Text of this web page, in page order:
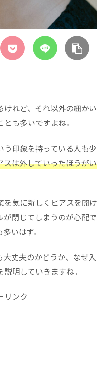
けれど、それ以外の細かい
も多いですよね。
う印象を持っている人も少
スは外していったほうがい
を気に新しくピアスを開け
が閉じてしまうのが心配で
いはず。
丈夫のかどうか、なぜ入
明していきますね。
リンク